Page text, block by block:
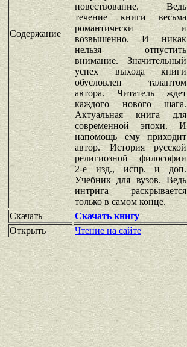
Содержание
повествование. Ведь
течение книги весьма
романтически и
возвышенно. И никак
нельзя отпустить
внимание. Значительный
успех выхода книги
обусловлен талантом
автора. Читатель ждет
каждого нового шага.
Актуальная книга для
современной эпохи. И
напомощь ему приходит
автор. История русской
религиозной философии
2-е изд., испр. и доп.
Учебник для вузов. Ведь
интрига раскрывается
только в самом конце.
Скачать
Скачать книгу
Открыть
Чтение на сайте